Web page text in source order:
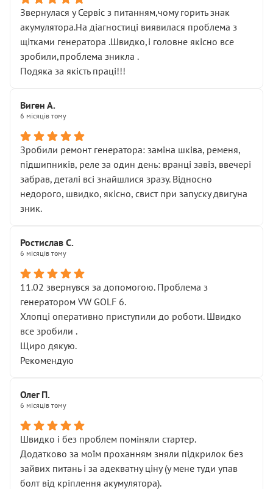
Звернулася у Сервіс з питанням,чому горить знак
акумулятора.На діагностиці виявилася проблема з
щітками генератора .Швидко,і головне якісно все
зробили,проблема зникла .
Подяка за якість праці!!!
Виген А.
6 місяців тому
Зробили ремонт генератора: заміна шківа, ременя,
підшипників, реле за один день: вранці завіз, ввечері
забрав, деталі всі знайшлися зразу. Відносно
недорого, швидко, якісно, свист при запуску двигуна
зник.
Ростислав С.
6 місяців тому
11.02 звернувся за допомогою. Проблема з
генератором VW GOLF 6.
Хлопці оперативно приступили до роботи. Швидко
все зробили .
Щиро дякую.
Рекомендую
Олег П.
6 місяців тому
Швидко і без проблем поміняли стартер.
Додатково за моїм проханням зняли підкрилок без
зайвих питань і за адекватну ціну (у мене туди упав
болт від кріплення акумулятора).